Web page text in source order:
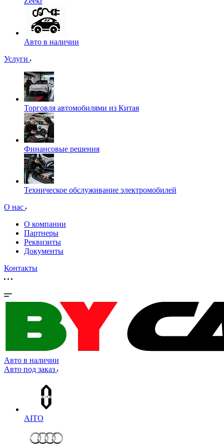
Авто в наличии
Услуги
Торговля автомобилями из Китая
Финансовые решения
Техническое обслуживание электромобилей
О нас
О компании
Партнеры
Реквизиты
Документы
Контакты
Авто в наличии
Авто под заказ
AITO